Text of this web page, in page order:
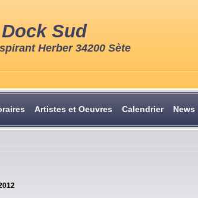
Sud
Herber 34200 Sète
Artistes et Oeuvres Calendrier News